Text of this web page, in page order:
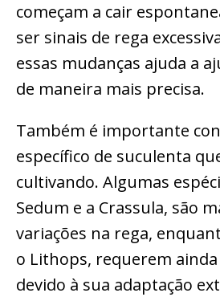
começam a cair
ser sinais de rega
essas mudanças ajuda a
de maneira mais precisa.
Também é importante
específico de suculenta
cultivando. Algumas
Sedum e a Crassula, são
variações na rega,
o Lithops, requerem
devido à sua adaptação